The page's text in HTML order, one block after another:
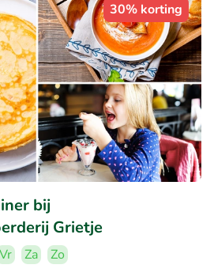
30% korting
bij
Grietje
Vr Za
Zo